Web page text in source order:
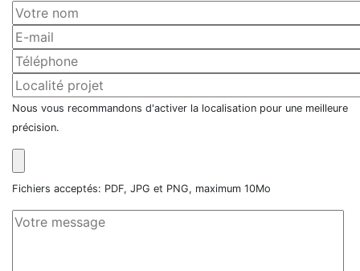
Nous vous recommandons d'activer la localisation pour une meilleure
précision.
Fichiers acceptés: PDF, JPG et PNG, maximum 10Mo